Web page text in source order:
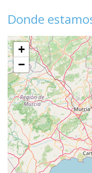
Donde
+
−